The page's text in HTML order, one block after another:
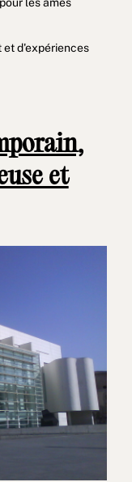
et d'expériences
et